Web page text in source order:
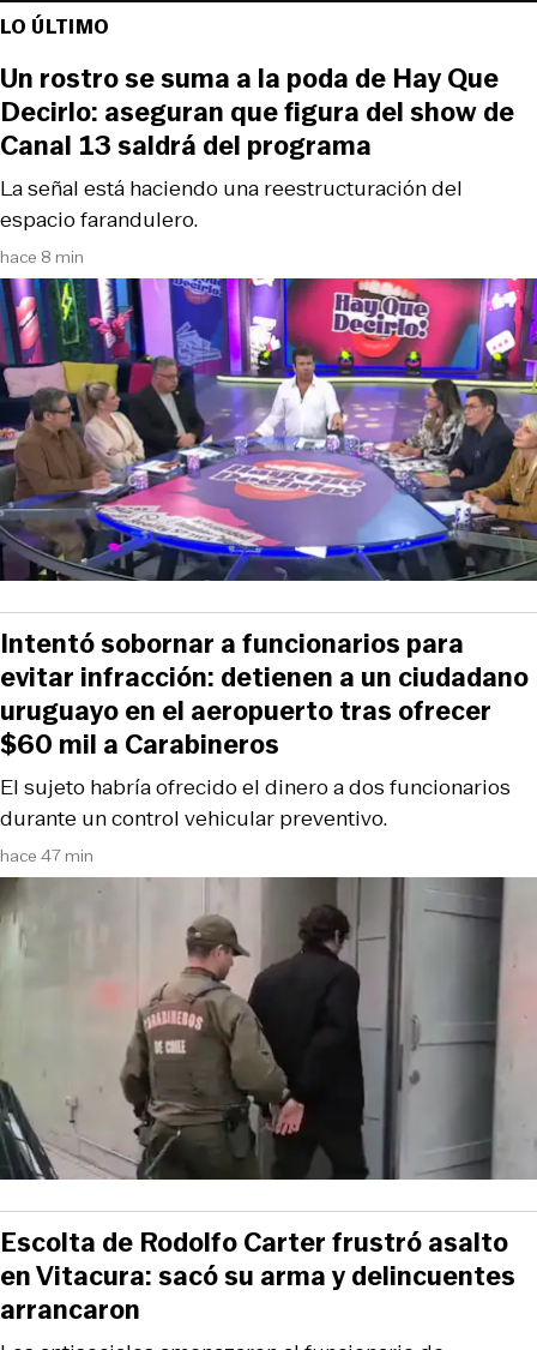
LO ÚLTIMO
hace 8 min
La señal está haciendo una reestructuración del
espacio farandulero.
Un rostro se suma a la poda de Hay Que
Decirlo: aseguran que figura del show de
Canal 13 saldrá del programa
hace 47 min
El sujeto habría ofrecido el dinero a dos funcionarios
durante un control vehicular preventivo.
Intentó sobornar a funcionarios para
evitar infracción: detienen a un ciudadano
uruguayo en el aeropuerto tras ofrecer
$60 mil a Carabineros
Escolta de Rodolfo Carter frustró asalto
en Vitacura: sacó su arma y delincuentes
arrancaron